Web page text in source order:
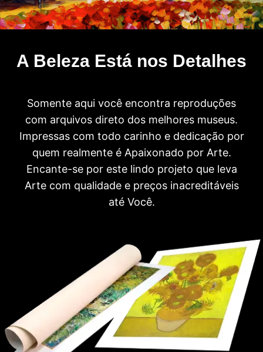
A Beleza Está nos Detalhes
Somente aqui você encontra reproduções
com arquivos direto dos melhores museus.
Impressas com todo carinho e dedicação por
quem realmente é Apaixonado por Arte.
Encante-se por este lindo projeto que leva
Arte com qualidade e preços inacreditáveis
até Você.